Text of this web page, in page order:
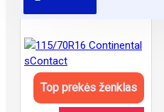
Top prekės ženklas